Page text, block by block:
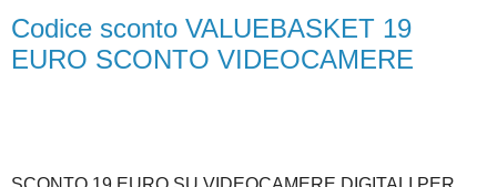
Codice sconto VALUEBASKET 19
EURO SCONTO VIDEOCAMERE